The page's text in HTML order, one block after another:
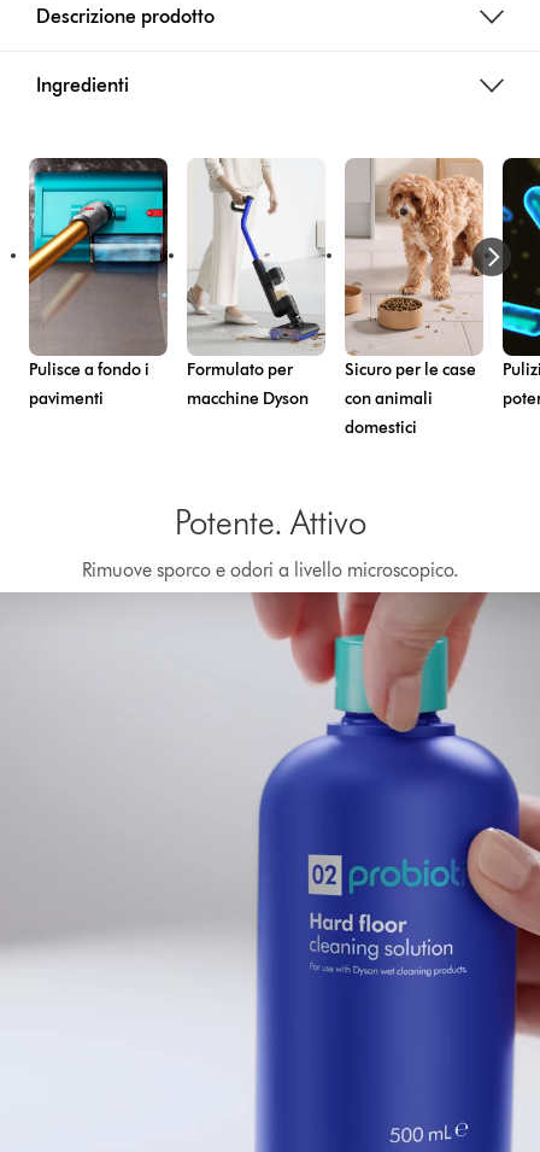
Descrizione prodotto
Ingredienti
Pulisce a fondo i
pavimenti
Formulato per
macchine Dyson
Sicuro per le case
con animali
domestici
Potente. Attivo
Rimuove sporco e odori a livello microscopico.
Apri
trascrizione